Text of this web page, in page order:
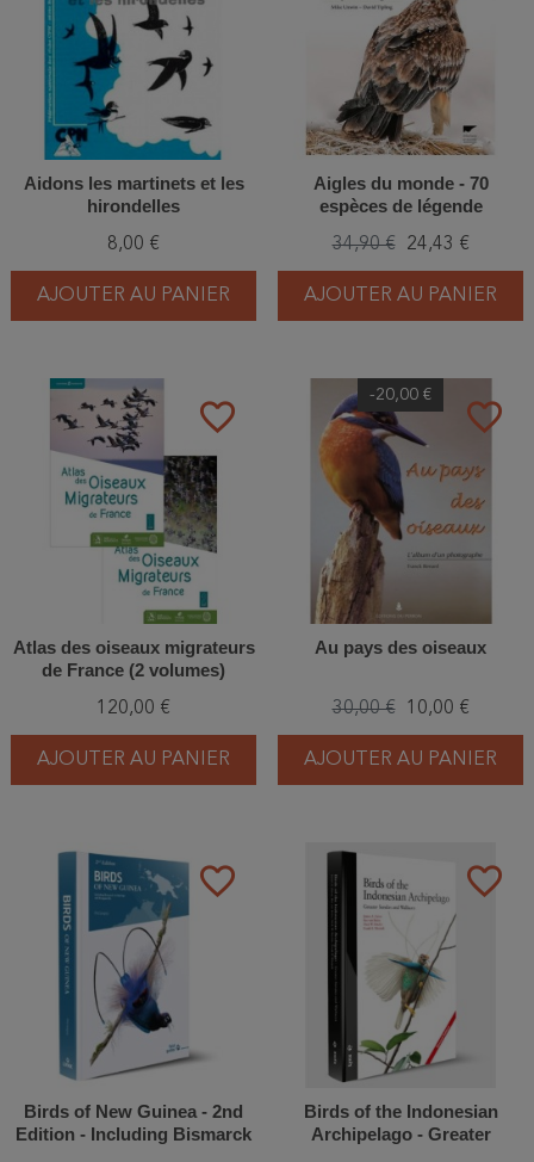
Aidons les martinets et les
hirondelles
8,00 €
AJOUTER AU PANIER
Aigles du monde - 70
espèces de légende
34,90 € 24,43 €
AJOUTER AU PANIER
favorite_border
Atlas des oiseaux migrateurs
de France (2 volumes)
120,00 €
AJOUTER AU PANIER
favorite_border
-20,00 €
Au pays des oiseaux
30,00 € 10,00 €
AJOUTER AU PANIER
favorite_border
Birds of New Guinea - 2nd
Edition - Including Bismarck
favorite_border
Birds of the Indonesian
Archipelago - Greater